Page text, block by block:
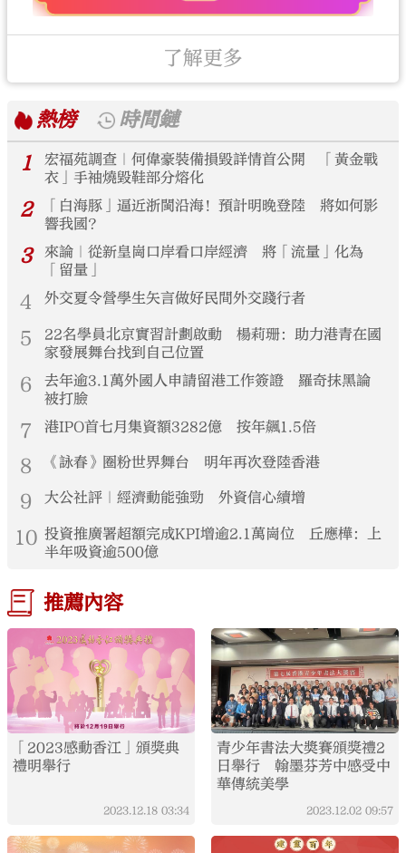
了解更多
熱榜
時間鏈
1
宏福苑調查｜何偉豪裝備損毀詳情首公開 「黃金戰
衣」手袖燒毀鞋部分熔化
2
「白海豚」逼近浙閩沿海！預計明晚登陸 將如何影
響我國？
3
來論｜從新皇崗口岸看口岸經濟 將「流量」化為
「留量」
4 外交夏令營學生矢言做好民間外交踐行者
5
22名學員北京實習計劃啟動 楊莉珊：助力港青在國
家發展舞台找到自己位置
6
去年逾3.1萬外國人申請留港工作簽證 羅奇抹黑論
被打臉
7 港IPO首七月集資額3282億 按年飆1.5倍
8 《詠春》圈粉世界舞台 明年再次登陸香港
9 大公社評｜經濟動能強勁 外資信心續增
10 投資推廣署超額完成KPI增逾2.1萬崗位 丘應樺：上
半年吸資逾500億
推薦內容
「2023感動香江」頒獎典
禮明舉行
2023.12.18 03:34
青少年書法大奬賽頒獎禮2
日舉行 翰墨芬芳中感受中
華傳統美學
2023.12.02 09:57